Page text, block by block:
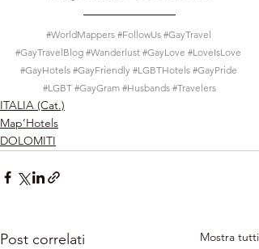
#WorldMappers #FollowUs #GayTravel
#GayTravelBlog #Wanderlust #GayLove #LoveIsLove
#GayHotels #GayFriendly #LGBTHotels #GayPride
#LGBT #GayGram #Husbands #Travelers
ITALIA (Cat.)
Map’Hotels
DOLOMITI
Post correlati Mostra tutti